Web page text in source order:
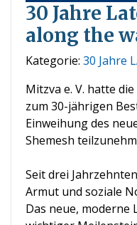
30 Jahre
along the
Kategorie: 30 Jahre
Mitzva e. V. hatte
zum 30-jährigen
Einweihung des
Shemesh
Seit drei
Armut und soziale
Das neue,